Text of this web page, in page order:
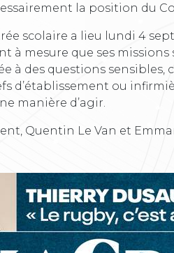
la position du
scolaire a lieu lundi 4
à mesure que ses
à des questions sensibles,
d’établissement ou
manière d’agir.
Quentin Le Van et